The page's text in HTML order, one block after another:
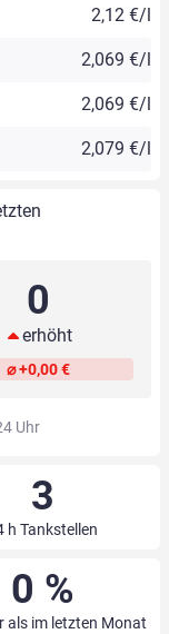
2,12 €/l
2,069 €/l
2,069 €/l
2,079 €/l
0
erhöht
⌀ +0,00 €
Uhr
3
h Tankstellen
0 %
als im letzten Monat